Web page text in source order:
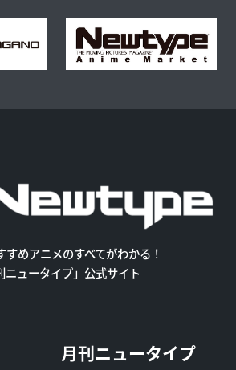
すめアニメのすべてがわかる！
ニュータイプ」公式サイト
月刊ニュータイプ